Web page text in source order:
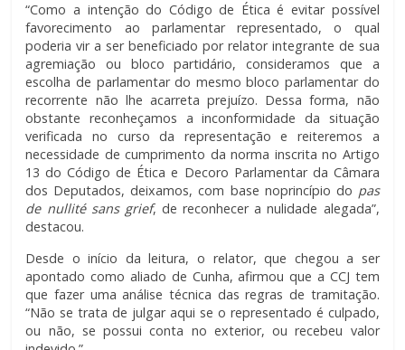
“Como a intenção do Código de Ética é evitar possível
favorecimento ao parlamentar representado, o qual
poderia vir a ser beneficiado por relator integrante de sua
agremiação ou bloco partidário, consideramos que a
escolha de parlamentar do mesmo bloco parlamentar do
recorrente não lhe acarreta prejuízo. Dessa forma, não
obstante reconheçamos a inconformidade da situação
verificada no curso da representação e reiteremos a
necessidade de cumprimento da norma inscrita no Artigo
13 do Código de Ética e Decoro Parlamentar da Câmara
dos Deputados, deixamos, com base noprincípio do pas
de nullité sans grief, de reconhecer a nulidade alegada”,
destacou.
Desde o início da leitura, o relator, que chegou a ser
apontado como aliado de Cunha, afirmou que a CCJ tem
que fazer uma análise técnica das regras de tramitação.
“Não se trata de julgar aqui se o representado é culpado,
ou não, se possui conta no exterior, ou recebeu valor